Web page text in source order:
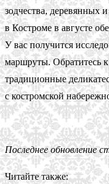
зодчества, деревянных
в Костроме в августе
У вас получится
маршруты. Обратитесь
традиционные
с костромской
Последнее обновление
Читайте также: